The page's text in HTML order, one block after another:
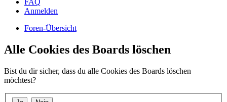
FAQ
Anmelden
Foren-Übersicht
Alle Cookies des Boards löschen
Bist du dir sicher, dass du alle Cookies des Boards löschen
möchtest?